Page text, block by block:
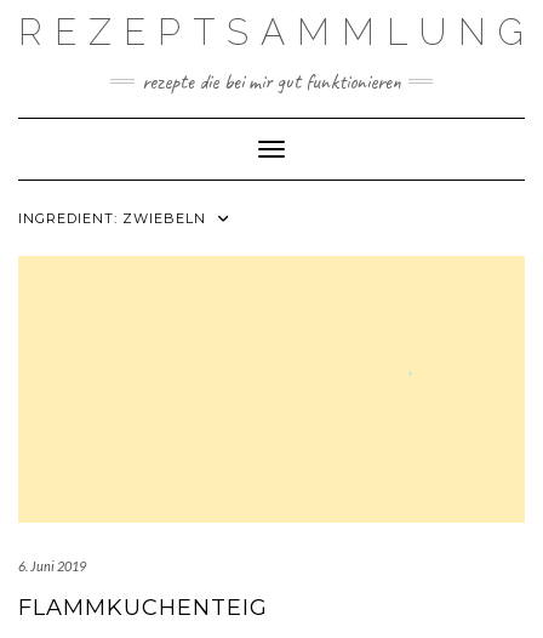
REZEPTSAMMLUNG
rezepte die bei mir gut funktionieren
Toggle Navigation
INGREDIENT: ZWIEBELN
6. Juni 2019
FLAMMKUCHENTEIG